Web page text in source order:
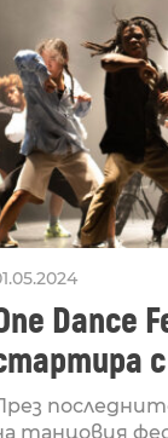
Dance
танцовия